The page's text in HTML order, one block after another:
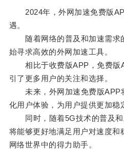
2024年，外网加速免费版
遇。
随着网络的普及和加速需求
始寻求高效的外网加速工具。
相比于收费版APP，免费版
引了更多用户的关注和选择。
未来，外网加速免费版APP
化用户体验，为用户提供更加稳
同时，随着5G技术的普及和
将能够更好地满足用户对速度和
网络世界中的得力助手。